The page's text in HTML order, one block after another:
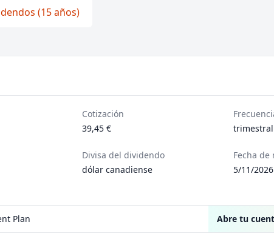
(15 años)
Cotización
39,45 €
trimestral
Divisa del dividendo
dólar canadiense
Fecha de
5/11/2026
Plan
Abre tu